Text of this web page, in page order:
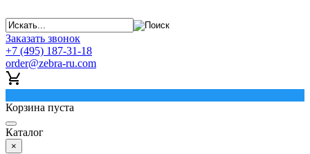
Заказать звонок
+7 (495) 187-31-18
order@zebra-ru.com
Корзина пуста
Каталог
×